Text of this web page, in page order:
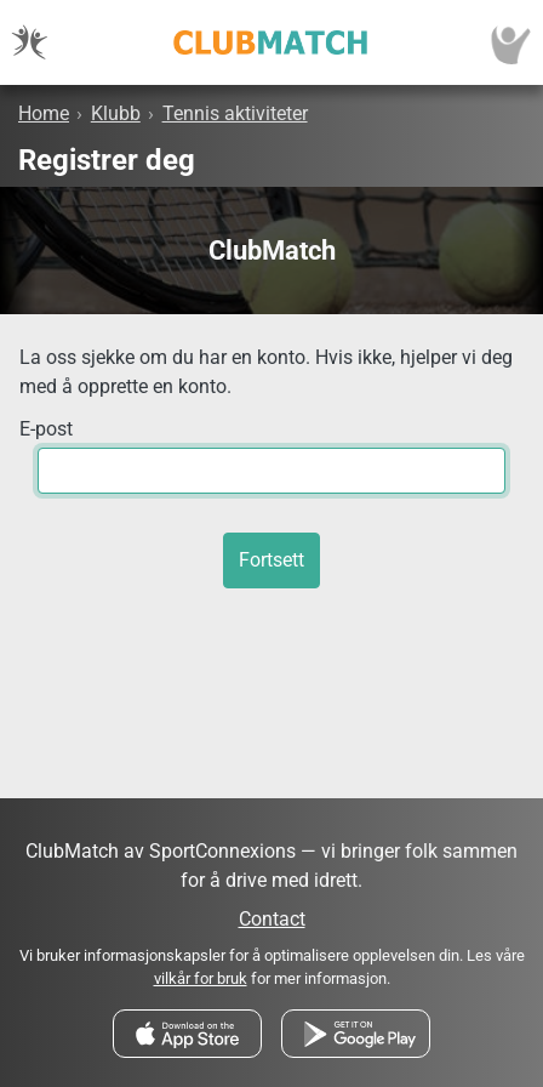
Home › Klubb › Tennis aktiviteter
Registrer deg
ClubMatch
La oss sjekke om du har en konto. Hvis ikke, hjelper vi deg
med å opprette en konto.
E-post
Fortsett
ClubMatch av SportConnexions — vi bringer folk sammen
for å drive med idrett.
Contact
Vi bruker informasjonskapsler for å optimalisere opplevelsen din. Les våre
vilkår for brukfor mer informasjon.